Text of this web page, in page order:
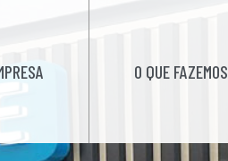
O QUE FAZEMOS